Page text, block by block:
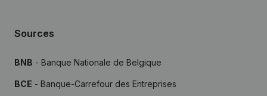
Sources
BNB - Banque Nationale de Belgique
BCE - Banque-Carrefour des Entreprises